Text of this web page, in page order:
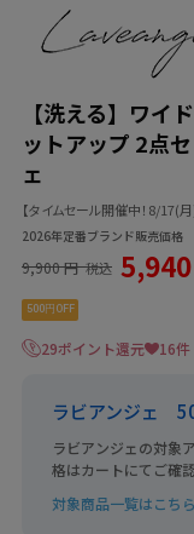
【洗える】ワ
ットアップ 2
ェ
【タイムセール開催中！8/17(
2026年定番ブランド販売価格
9,900 円 税込
500円OFF
29ポイント還元 16件
ラビアンジェ
ラビアンジェの対象
格はカートにてご確
対象商品一覧はこち